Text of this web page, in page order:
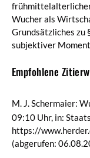
Wucher als
Grundsätzliches zu
subjektiver
Empfohlene
M. J. Schermaier:
09:10 Uhr, in:
https://
(abgerufen: